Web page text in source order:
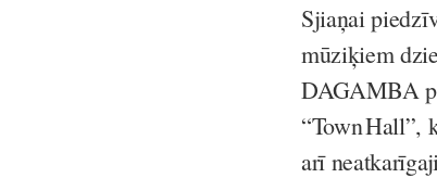
Sjiaņai
mūziķiem
DAGAMBA
“Town Hall”,
arī